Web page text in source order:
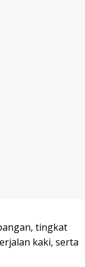
tingkat
kaki, serta